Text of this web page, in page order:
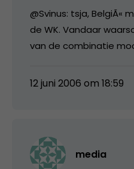
@Svinus: tsja, BelgiÃ«
de WK. Vandaar
van de combinatie
12 juni 2006 om 18:59
media